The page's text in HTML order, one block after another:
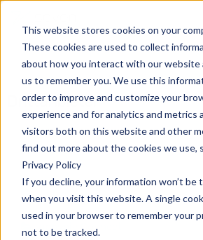
This website stores cookies on your
These cookies are used to collect
about how you interact with our website
us to remember you. We use this
order to improve and customize your
experience and for analytics and metrics
visitors both on this website and other
find out more about the cookies we use,
Privacy Policy
If you decline, your information won’t be
when you visit this website. A single
used in your browser to remember your
not to be tracked.
Drittanbieter
ActiveWorkflow
appypie Connect